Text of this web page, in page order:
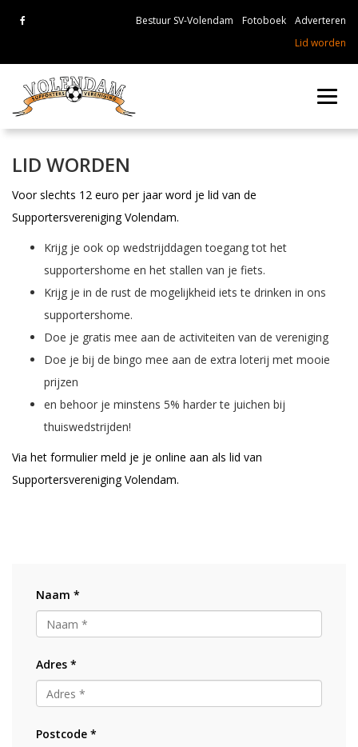
Bestuur SV-Volendam Fotoboek
Adverteren
Lid worden
LID WORDEN
Voor slechts 12 euro per jaar word je lid van de
Supportersvereniging Volendam.
Krijg je ook op wedstrijddagen toegang tot het
supportershome en het stallen van je fiets.
Krijg je in de rust de mogelijkheid iets te drinken in ons
supportershome.
Doe je gratis mee aan de activiteiten van de vereniging
Doe je bij de bingo mee aan de extra loterij met mooie
prijzen
en behoor je minstens 5% harder te juichen bij
thuiswedstrijden!
Via het formulier meld je je online aan als lid van
Supportersvereniging Volendam.
Naam *
Adres *
Postcode *